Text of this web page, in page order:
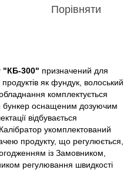
Порівняти
"КБ-300" призначений для
продуктів як фундук, волоський
комплектується
бункер оснащеним дозуючим
відбувається
укомплектований
продукту, що регулюється,
із Замовником,
регулювання швидкості